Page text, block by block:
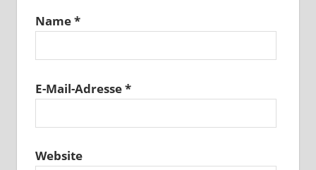
Name*
E-Mail-Adresse*
Website